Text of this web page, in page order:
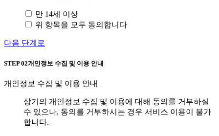
만 14세 이상
위 항목을 모두 동의합니다
다음 단계로
STEP 02개인정보 수집 및 이용 안내
개인정보 수집 및 이용 안내
상기의 개인정보 수집 및 이용에 대해 동의를 거부하실
수 있으나, 동의를 거부하시는 경우 서비스 이용이 불가
합니다.